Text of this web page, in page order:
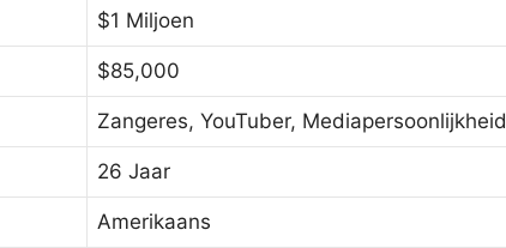
$1 Miljoen
$85,000
Zangeres, YouTuber, Mediapersoonlijkheid
26 Jaar
Amerikaans